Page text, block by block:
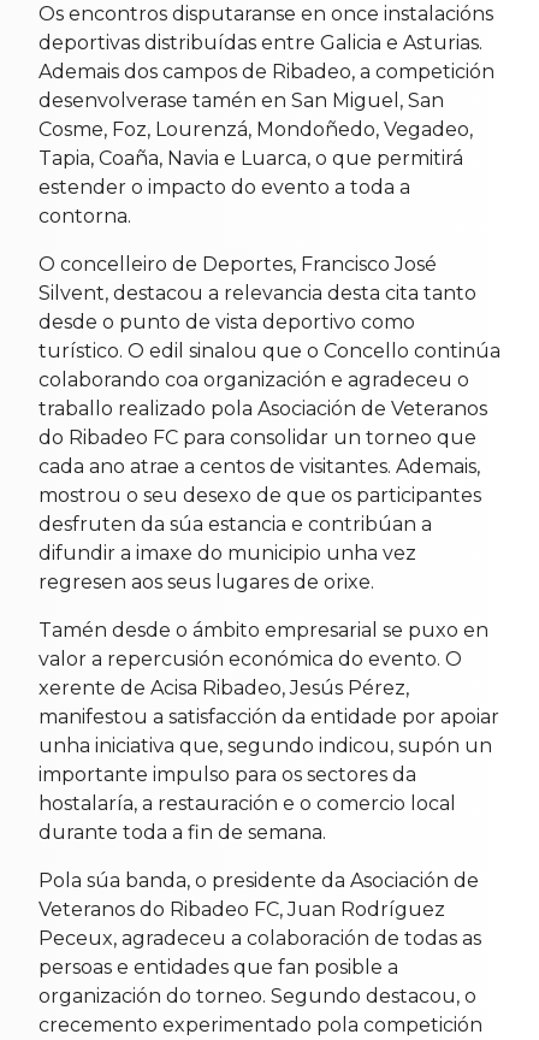
Os encontros disputaranse en once instalacións
deportivas distribuídas entre Galicia e Asturias.
Ademais dos campos de Ribadeo, a competición
desenvolverase tamén en San Miguel, San
Cosme, Foz, Lourenzá, Mondoñedo, Vegadeo,
Tapia, Coaña, Navia e Luarca, o que permitirá
estender o impacto do evento a toda a
contorna.
O concelleiro de Deportes, Francisco José
Silvent, destacou a relevancia desta cita tanto
desde o punto de vista deportivo como
turístico. O edil sinalou que o Concello continúa
colaborando coa organización e agradeceu o
traballo realizado pola Asociación de Veteranos
do Ribadeo FC para consolidar un torneo que
cada ano atrae a centos de visitantes. Ademais,
mostrou o seu desexo de que os participantes
desfruten da súa estancia e contribúan a
difundir a imaxe do municipio unha vez
regresen aos seus lugares de orixe.
Tamén desde o ámbito empresarial se puxo en
valor a repercusión económica do evento. O
xerente de Acisa Ribadeo, Jesús Pérez,
manifestou a satisfacción da entidade por apoiar
unha iniciativa que, segundo indicou, supón un
importante impulso para os sectores da
hostalaría, a restauración e o comercio local
durante toda a fin de semana.
Pola súa banda, o presidente da Asociación de
Veteranos do Ribadeo FC, Juan Rodríguez
Peceux, agradeceu a colaboración de todas as
persoas e entidades que fan posible a
organización do torneo. Segundo destacou, o
crecemento experimentado pola competición